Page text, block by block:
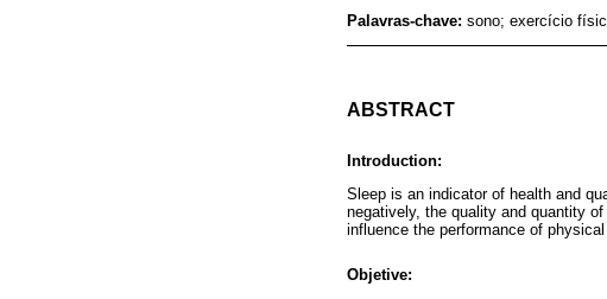
Palavras-chave: sono; exercício
ABSTRACT
Introduction:
Sleep is an indicator of health and
negatively, the quality and quantity
influence the performance of
Objetive: